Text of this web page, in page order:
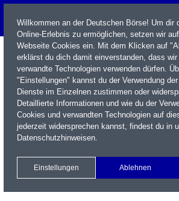
Name / WKN / ISIN / Kürzel
Xetra Realtime
Watchlist Portfolio
Willkommen an der Deutschen Börse! Um dir
Online-Erlebnis zu ermöglichen, setzen wir
Webseite Cookies ein. Mit dem Klicken auf
erklärst du dich damit einverstanden, dass
verwandte Technologien verwenden dürfen.
"Einstellungen" kannst du der Verwendung
Dienste im Einzelnen zustimmen oder
Detaillierte Informationen und wie du der
Cookies und verwandten Technologien auf
jederzeit widersprechen kannst, findest du in
Datenschutzhinweisen.
Einstellungen Ablehnen